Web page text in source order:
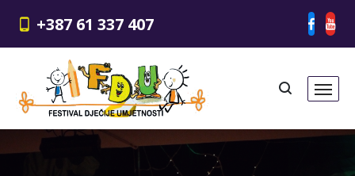
+387 61 337 407